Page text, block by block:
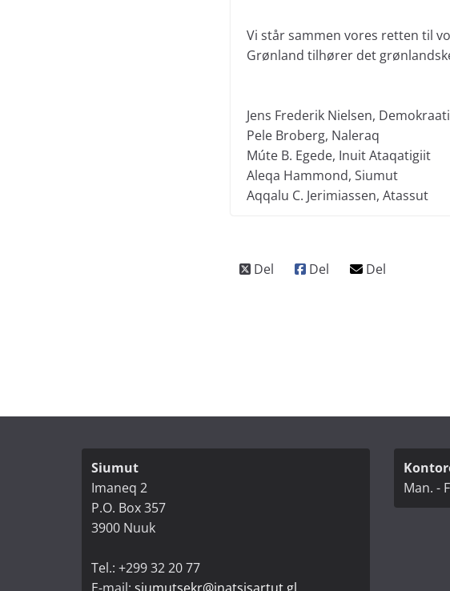
Vi står sammen vores retten til
Grønland tilhører det
Jens Frederik Nielsen,
Pele Broberg, Naleraq
Múte B. Egede, Inuit Ataqatigiit
Aleqa Hammond, Siumut
Aqqalu C. Jerimiassen, Atassut
Siumut
Imaneq 2
P.O. Box 357
3900 Nuuk
Tel.: +299 32 20 77
Man. -